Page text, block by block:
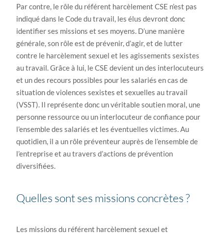
Par contre, le rôle du référent harcèlement CSE n’est pas
indiqué dans le Code du travail, les élus devront donc
identifier ses missions et ses moyens. D’une manière
générale, son rôle est de prévenir, d’agir, et de lutter
contre le harcèlement sexuel et les agissements sexistes
au travail. Grâce à lui, le CSE devient un des interlocuteurs
et un des recours possibles pour les salariés en cas de
situation de violences sexistes et sexuelles au travail
(VSST). Il représente donc un véritable soutien moral, une
personne ressource ou un interlocuteur de confiance pour
l’ensemble des salariés et les éventuelles victimes. Au
quotidien, il a un rôle préventeur auprès de l’ensemble de
l’entreprise et au travers d’actions de prévention
diversifiées.
Quelles sont ses missions concrètes ?
Les missions du référent harcèlement sexuel et